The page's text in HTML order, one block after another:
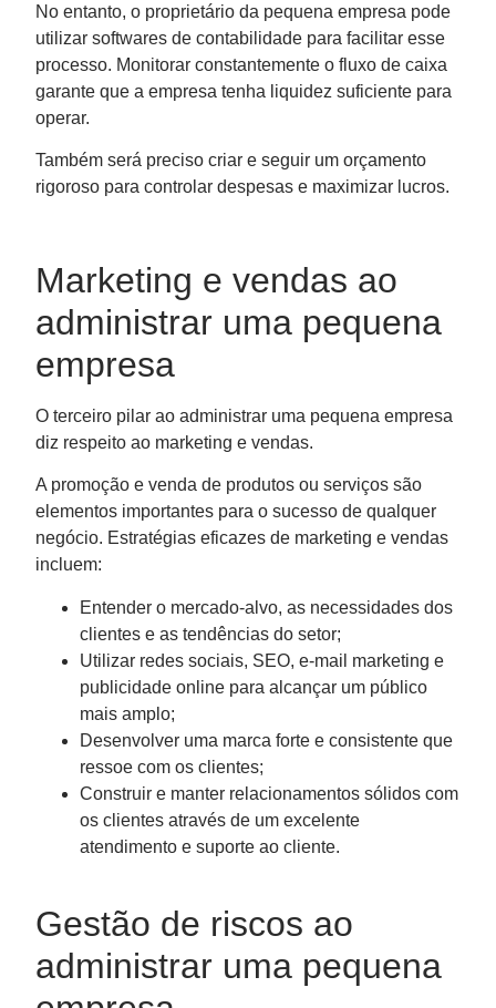
No entanto, o proprietário da pequena empresa pode
utilizar softwares de contabilidade para facilitar esse
processo. Monitorar constantemente o fluxo de caixa
garante que a empresa tenha liquidez suficiente para
operar.
Também será preciso criar e seguir um orçamento
rigoroso para controlar despesas e maximizar lucros.
Marketing e vendas ao
administrar uma pequena
empresa
O terceiro pilar ao administrar uma pequena empresa
diz respeito ao marketing e vendas.
A promoção e venda de produtos ou serviços são
elementos importantes para o sucesso de qualquer
negócio. Estratégias eficazes de marketing e vendas
incluem:
Entender o mercado-alvo, as necessidades dos
clientes e as tendências do setor;
Utilizar redes sociais, SEO, e-mail marketing e
publicidade online para alcançar um público
mais amplo;
Desenvolver uma marca forte e consistente que
ressoe com os clientes;
Construir e manter relacionamentos sólidos com
os clientes através de um excelente
atendimento e suporte ao cliente.
Gestão de riscos ao
administrar uma pequena